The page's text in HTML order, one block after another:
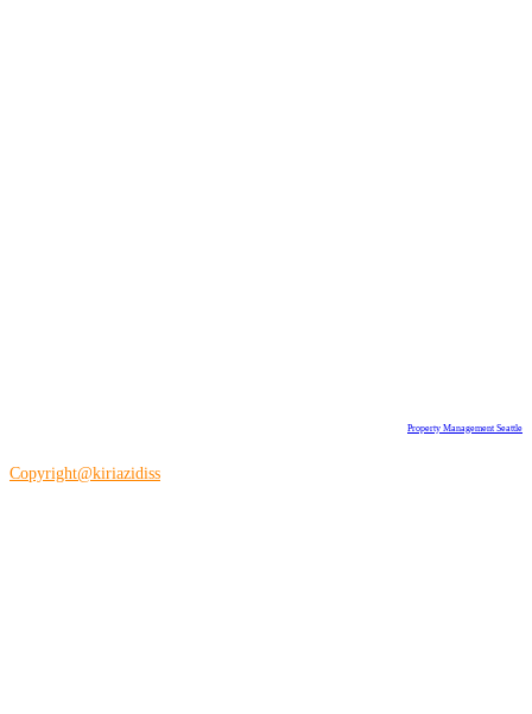
Property Management Seattle
Copyright@kiriazidiss